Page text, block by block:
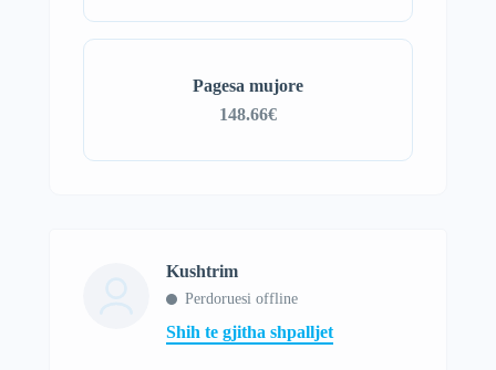
Pagesa mujore
148.66€
Kushtrim
Perdoruesi offline
Shih te gjitha shpalljet